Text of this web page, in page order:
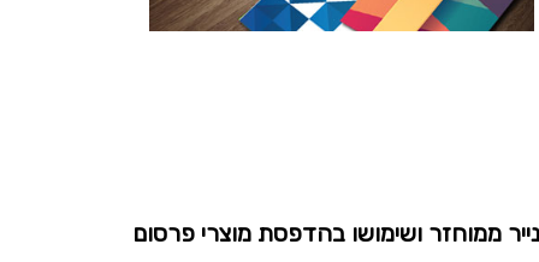
נייר ממוחזר ושימושו בהדפסת מוצרי פרסום